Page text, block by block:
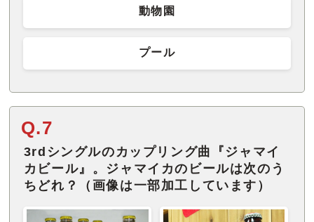
動物園
プール
Q.7
3rdシングルのカップリング曲『ジャマイ
カビール』。ジャマイカのビールは次のう
ちどれ？（画像は一部加工しています）